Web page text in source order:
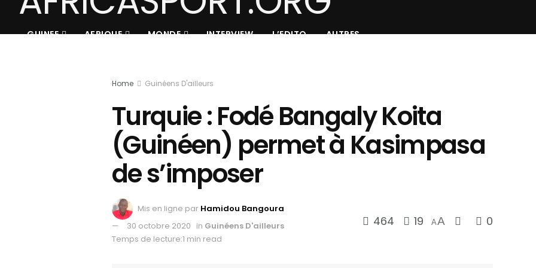
GUINEE AFRIQUE MONDE INTERVIEW L’EDITO AUTRES
Home Guinéens D'ailleurs
Turquie : Fodé Bangaly Koita
(Guinéen) permet à Kasimpasa
de s’imposer
Mis en ligne par Hamidou Bangoura
30 octobre 2020 in Guinéens D'ailleurs
Temps de lecture:1 min read
464 19 AA 0